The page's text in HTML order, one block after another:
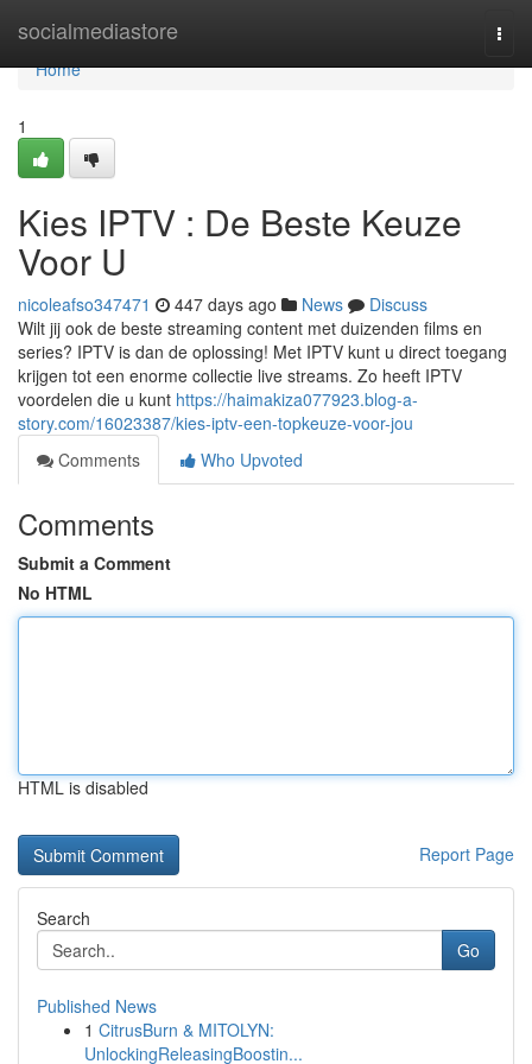
socialmediastore
Home
Home
1
Kies IPTV : De Beste Keuze
Voor U
nicoleafso347471 447 days ago News
Discuss
Wilt jij ook de beste streaming content met duizenden films en
series? IPTV is dan de oplossing! Met IPTV kunt u direct toegang
krijgen tot een enorme collectie live streams. Zo heeft IPTV
voordelen die u kunt https://haimakiza077923.blog-a-
story.com/16023387/kies-iptv-een-topkeuze-voor-jou
Comments
Who Upvoted
Comments
Submit a Comment
No HTML
HTML is disabled
Report Page
Search
Go
Published News
1 CitrusBurn & MITOLYN:
UnlockingReleasingBoostin...